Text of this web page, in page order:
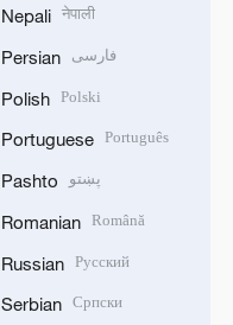
Nepali नेपाली
Persian فارسی
Polish Polski
Portuguese Português
Pashto پښتو
Romanian Română
Russian Русский
Serbian Српски